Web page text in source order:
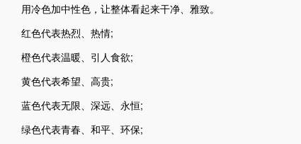
用冷色加中性色，让整体看起来干净、雅致。
红色代表热烈、热情;
橙色代表温暖、引人食欲;
黄色代表希望、高贵;
蓝色代表无限、深远、永恒;
绿色代表青春、和平、环保;